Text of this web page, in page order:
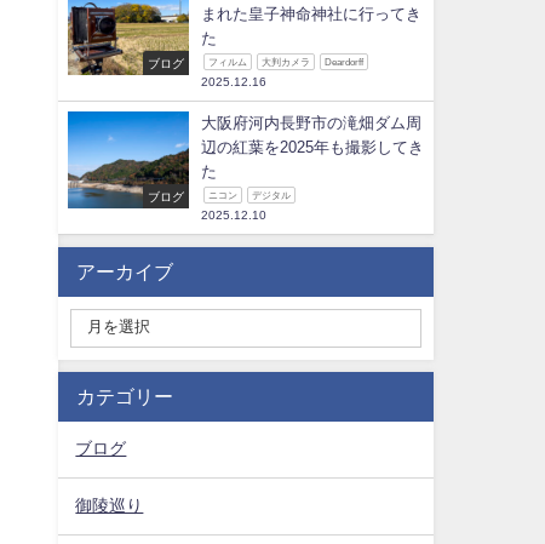
ブログ
まれた皇子神命神社に行ってき
た
フィルム 大判カメラ Deardorff
2025.12.16
ブログ
大阪府河内長野市の滝畑ダム周
辺の紅葉を2025年も撮影してき
た
ニコン デジタル
2025.12.10
アーカイブ
カテゴリー
ブログ
御陵巡り